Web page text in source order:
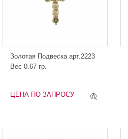
Золотая Подвеска арт.2223
Вес 0.67 гр.
ЦЕНА ПО ЗАПРОСУ